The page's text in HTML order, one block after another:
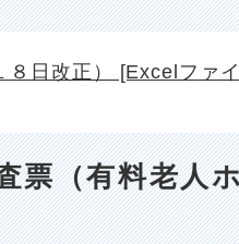
８日改正） [Excelファ
（有料老人